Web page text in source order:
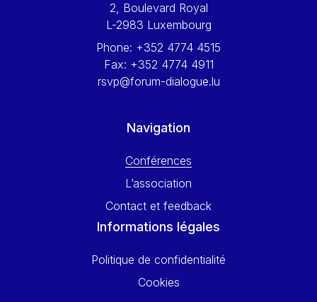
Wolfgang Ketterle
Yossi Beillin
Yves FRANCHET
2, Boulevard Royal
L-2983 Luxembourg
Phone: +352 4774 4515
Fax: +352 4774 4911
rsvp@forum-dialogue.lu
Navigation
Conférences
L’association
Contact et feedback
Informations légales
Politique de confidentialité
Cookies